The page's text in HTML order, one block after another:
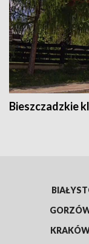
Bieszczadzkie